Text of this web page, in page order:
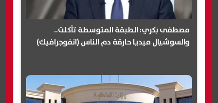
مصطفى بكري: الطبقة المتوسطة تآكلت..
والسوشيال ميديا حارقة دم الناس (انفوجرافيك)